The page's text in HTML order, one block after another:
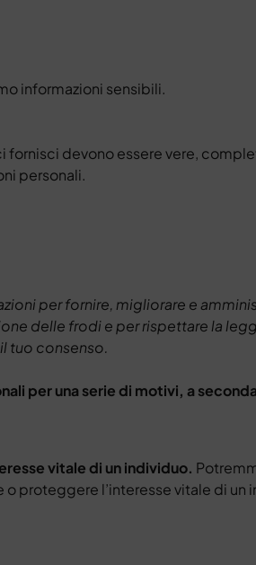
informazioni sensibili.
fornisci devono essere vere,
personali.
per fornire, migliorare e
delle frodi e per rispettare la
tuo consenso.
per una serie di motivi, a
vitale di un individuo.
o proteggere l’interesse vitale di